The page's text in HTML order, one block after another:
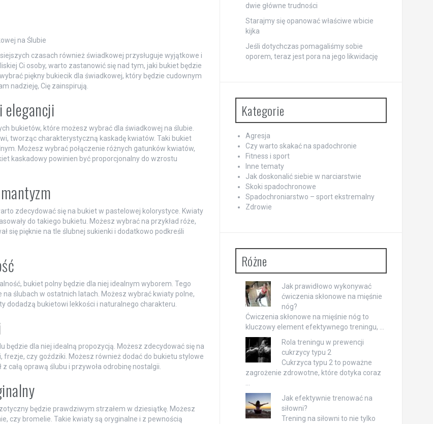
na Ślubie
czasach również świadkowej przysługuje wyjątkowe i
Ci osoby, warto zastanowić się nad tym, jaki bukiet będzie
piękny bukiecik dla świadkowej, który będzie cudownym
nadzieję, Cię zainspirują.
elegancji
bukietów, które możesz wybrać dla świadkowej na ślubie.
tworząc charakterystyczną kaskadę kwiatów. Taki bukiet
Możesz wybrać połączenie różnych gatunków kwiatów,
kaskadowy powinien być proporcjonalny do wzrostu
zdecydować się na bukiet w pastelowej kolorystyce. Kwiaty
do takiego bukietu. Możesz wybrać na przykład róże,
się pięknie na tle ślubnej sukienki i dodatkowo podkreśli
bukiet polny będzie dla niej idealnym wyborem. Tego
ślubach w ostatnich latach. Możesz wybrać kwiaty polne,
dodadzą bukietowi lekkości i naturalnego charakteru.
dla niej idealną propozycją. Możesz zdecydować się na
czy goździki. Możesz również dodać do bukietu stylowe
całą oprawą ślubu i przywoła odrobinę nostalgii.
będzie prawdziwym strzałem w dziesiątkę. Możesz
czy bromelie. Takie kwiaty są oryginalne i z pewnością
dwie główne trudności
Starajmy się opanować właściwe wbicie
kijka
Jeśli dotychczas pomagaliśmy sobie
oporem, teraz jest pora na jego likwidację
Kategorie
Agresja
Czy warto skakać na spadochronie
Fitness i sport
Inne tematy
Jak doskonalić siebie w narciarstwie
Skoki spadochronowe
Spadochroniarstwo – sport ekstremalny
Zdrowie
Różne
Jak prawidłowo wykonywać
ćwiczenia skłonowe na mięśnie
nóg?
Ćwiczenia skłonowe na mięśnie nóg to
kluczowy element efektywnego treningu, …
Rola treningu w prewencji
cukrzycy typu 2
Cukrzyca typu 2 to poważne
zagrożenie zdrowotne, które dotyka coraz
Jak efektywnie trenować na
siłowni?
Trening na siłowni to nie tylko